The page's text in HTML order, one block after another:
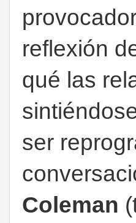
reflexión
qué las
ser
Coleman